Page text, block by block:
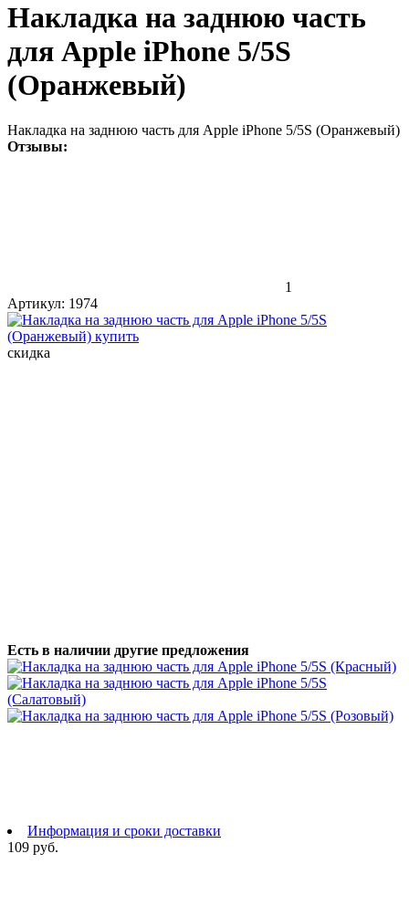
Накладка на заднюю часть
для Apple iPhone 5/5S
(Оранжевый)
Накладка на заднюю часть для Apple iPhone 5/5S (Оранжевый)
Отзывы:
1
Артикул: 1974
скидка
Есть в наличии другие предложения
Информация и сроки доставки
109 руб.